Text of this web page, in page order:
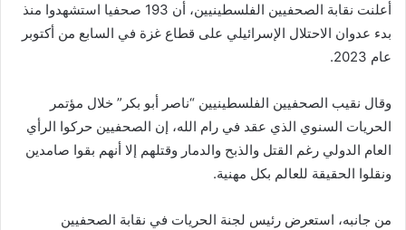
ي
ا
أعلنت نقابة الصحفيين الفلسطينيين، أن 193 صحفيا استشهدوا منذ
بدء عدوان الاحتلال الإسرائيلي على قطاع غزة في السابع من أكتوبر
عام 2023.
وقال نقيب الصحفيين الفلسطينيين “ناصر أبو بكر” خلال مؤتمر
الحريات السنوي الذي عقد في رام الله، إن الصحفيين حركوا الرأي
العام الدولي رغم القتل والذبح والدمار وقتلهم إلا أنهم بقوا صامدين
ونقلوا الحقيقة للعالم بكل مهنية.
من جانبه، استعرض رئيس لجنة الحريات في نقابة الصحفيين